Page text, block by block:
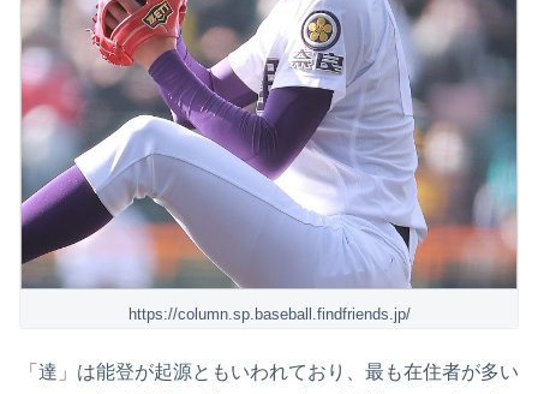
https://column.sp.baseball.findfriends.jp/
「達」は能登が起源ともいわれており、最も在住者が多い